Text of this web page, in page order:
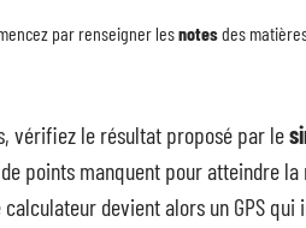
par renseigner lesnotesdes
vérifiez le résultat proposé par le
points manquent pour atteindre
devient alors un GPS